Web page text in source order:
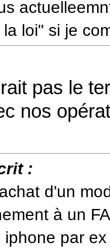
loi" si je
pas le
nos
:
d'un
à un
par